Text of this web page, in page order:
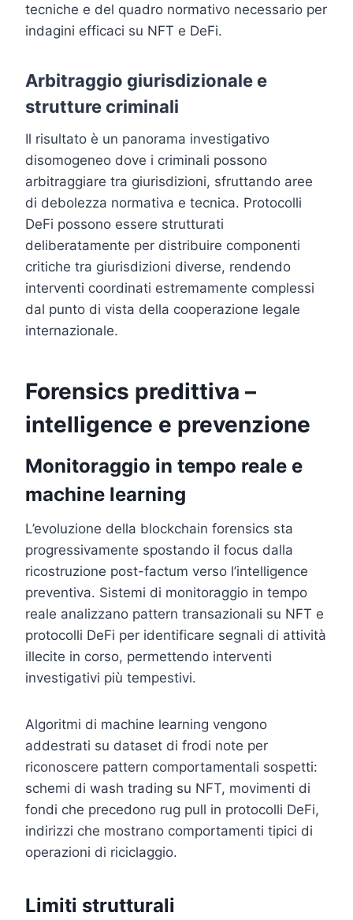
tecniche e del quadro normativo necessario per
indagini efficaci su NFT e DeFi.
Arbitraggio giurisdizionale e
strutture criminali
Il risultato è un panorama investigativo
disomogeneo dove i criminali possono
arbitraggiare tra giurisdizioni, sfruttando aree
di debolezza normativa e tecnica. Protocolli
DeFi possono essere strutturati
deliberatamente per distribuire componenti
critiche tra giurisdizioni diverse, rendendo
interventi coordinati estremamente complessi
dal punto di vista della cooperazione legale
internazionale.
Forensics predittiva –
intelligence e prevenzione
Monitoraggio in tempo reale e
machine learning
L’evoluzione della blockchain forensics sta
progressivamente spostando il focus dalla
ricostruzione post-factum verso l’intelligence
preventiva. Sistemi di monitoraggio in tempo
reale analizzano pattern transazionali su NFT e
protocolli DeFi per identificare segnali di attività
illecite in corso, permettendo interventi
investigativi più tempestivi.
Algoritmi di machine learning vengono
addestrati su dataset di frodi note per
riconoscere pattern comportamentali sospetti:
schemi di wash trading su NFT, movimenti di
fondi che precedono rug pull in protocolli DeFi,
indirizzi che mostrano comportamenti tipici di
operazioni di riciclaggio.
Limiti strutturali